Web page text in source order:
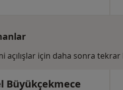
açılışlar için daha sonra
Büyükçekmece